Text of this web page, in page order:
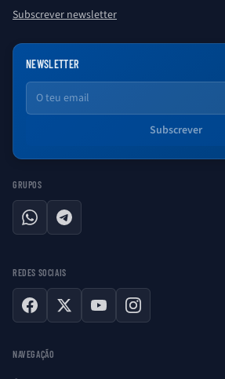
Subscrever newsletter
NEWSLETTER
Email
Subscrever
GRUPOS
WhatsAppTelegram
REDES SOCIAIS
Facebook
X YouTubeInstagram
NAVEGAÇÃO